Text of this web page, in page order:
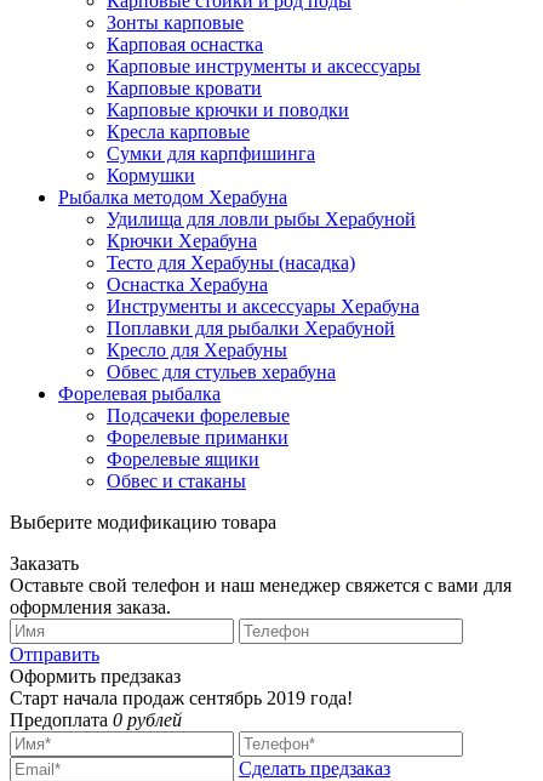
Зонты карповые
Карповая оснастка
Карповые инструменты и аксессуары
Карповые кровати
Карповые крючки и поводки
Кресла карповые
Сумки для карпфишинга
Кормушки
Рыбалка методом Херабуна
Удилища для ловли рыбы Херабуной
Крючки Херабуна
Тесто для Херабуны (насадка)
Оснастка Херабуна
Инструменты и аксессуары Херабуна
Поплавки для рыбалки Херабуной
Кресло для Херабуны
Обвес для стульев херабуна
Форелевая рыбалка
Подсачеки форелевые
Форелевые приманки
Форелевые ящики
Обвес и стаканы
Выберите модификацию товара
Заказать
Оставьте свой телефон и наш менеджер свяжется с вами для
оформления заказа.
Отправить
Оформить предзаказ
Старт начала продаж сентябрь 2019 года!
Предоплата 0 рублей
Сделать предзаказ